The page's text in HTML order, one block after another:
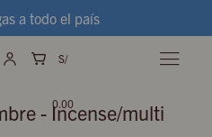
a todo el país
S/
0.00

- Incense/multi